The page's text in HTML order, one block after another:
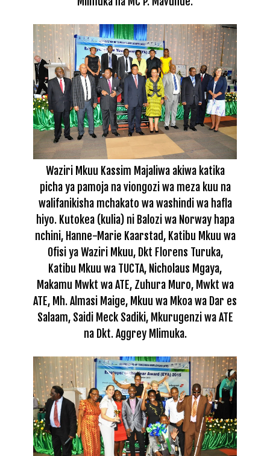
Waziri Mkuu Kassim Majaliwa akiwa katika
picha ya pamoja na viongozi wa meza kuu na
walifanikisha mchakato wa washindi wa hafla
hiyo. Kutokea (kulia) ni Balozi wa Norway hapa
nchini, Hanne-Marie Kaarstad, Katibu Mkuu wa
Ofisi ya Waziri Mkuu, Dkt Florens Turuka,
Katibu Mkuu wa TUCTA, Nicholaus Mgaya,
Makamu Mwkt wa ATE, Zuhura Muro, Mwkt wa
ATE, Mh. Almasi Maige, Mkuu wa Mkoa wa Dar es
Salaam, Saidi Meck Sadiki, Mkurugenzi wa ATE
na Dkt. Aggrey Mlimuka.